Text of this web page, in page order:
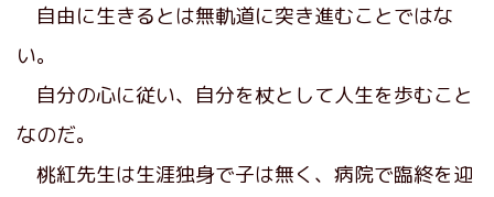
自由に生きるとは無軌道に突き進むことではな
い。
自分の心に従い、自分を杖として人生を歩むこと
なのだ。
桃紅先生は生涯独身で子は無く、病院で臨終を迎